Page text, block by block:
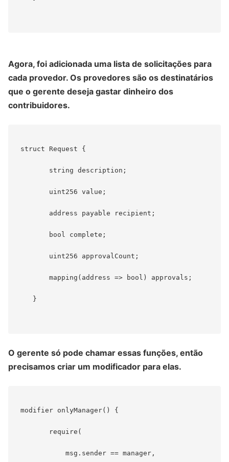
Agora, foi adicionada uma lista de solicitações para
cada provedor. Os provedores são os destinatários
que o gerente deseja gastar dinheiro dos
contribuidores.
struct Request {
string description;
uint256 value;
address payable recipient;
bool complete;
uint256 approvalCount;
mapping(address => bool) approvals;
}
O gerente só pode chamar essas funções, então
precisamos criar um modificador para elas.
modifier onlyManager() {
require(
msg.sender == manager,